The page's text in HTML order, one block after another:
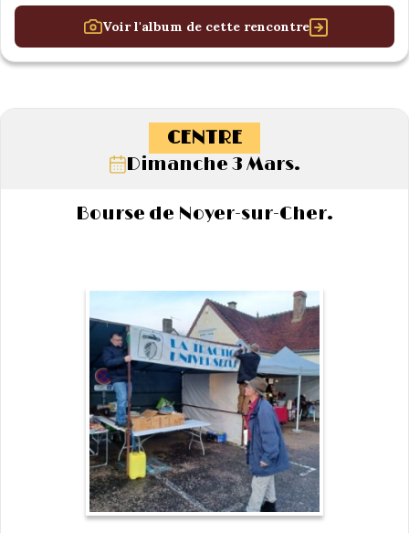
Voir l'album de cette rencontre
CENTRE
Dimanche 3 Mars.
Bourse de Noyer-sur-Cher.